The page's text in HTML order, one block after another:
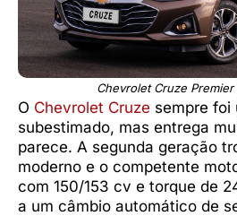
Chevrolet Cruze
O Chevrolet Cruze sempre foi
subestimado, mas entrega
parece. A segunda geração
moderno e o competente
com 150/153 cv e torque de
a um câmbio automático de